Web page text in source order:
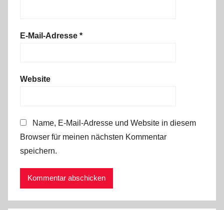
E-Mail-Adresse *
Website
Name, E-Mail-Adresse und Website in diesem
Browser für meinen nächsten Kommentar
speichern.